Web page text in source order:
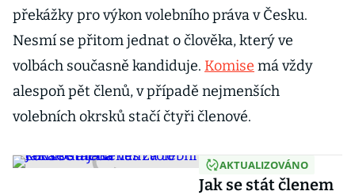
překážky pro výkon volebního práva v Česku.
Nesmí se přitom jednat o člověka, který ve
volbách současně kandiduje. Komise má vždy
alespoň pět členů, v případě nejmenších
volebních okrsků stačí čtyři členové.
AKTUALIZOVÁNO
Jak se stát členem